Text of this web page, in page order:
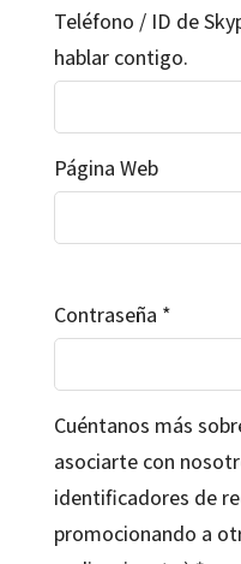
Teléfono / ID de
hablar contigo.
Página Web
Contraseña
Cuéntanos más
asociarte con
identificadores de
promocionando a